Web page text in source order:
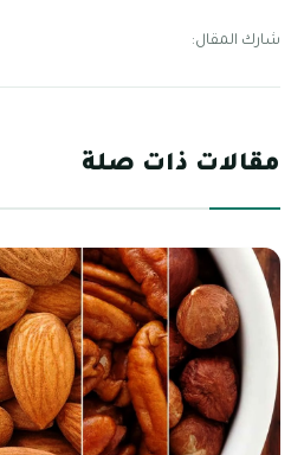
شارك المقال:
مقالات ذات صلة